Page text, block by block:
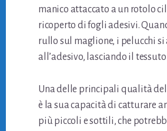
manico attaccato a un rotolo
ricoperto di fogli adesivi.
rullo sul maglione, i pelucchi si
all’adesivo, lasciando il
Una delle principali qualità
è la sua capacità di catturare
più piccoli e sottili, che